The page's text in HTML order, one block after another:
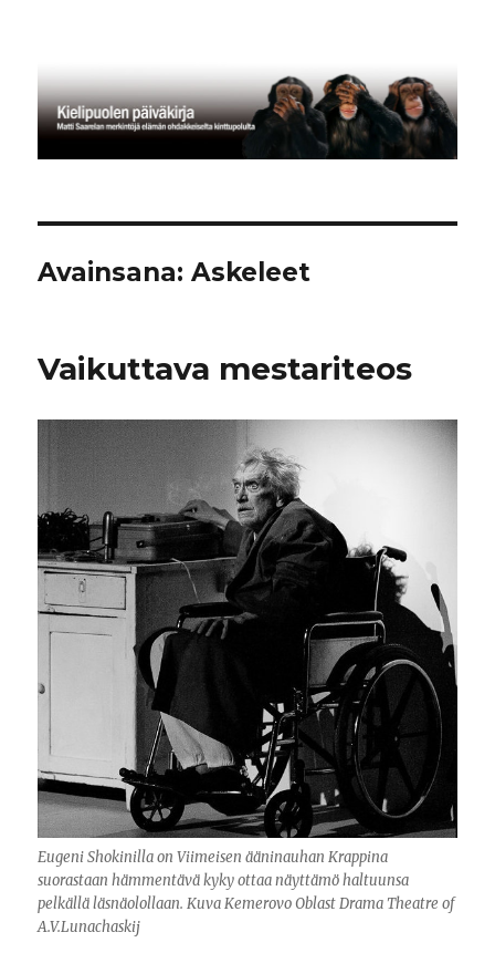
Avainsana:Askeleet
Vaikuttava mestariteos
Eugeni Shokinilla on Viimeisen ääninauhan Krappina
suorastaan hämmentävä kyky ottaa näyttämö haltuunsa
pelkällä läsnäolollaan. Kuva Kemerovo Oblast Drama Theatre of
A.V.Lunachaskij